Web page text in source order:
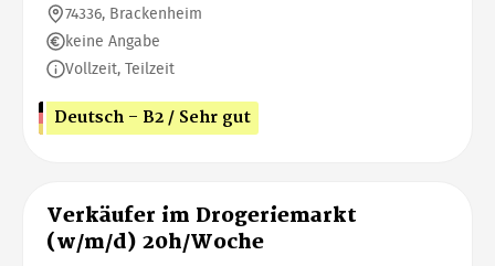
74336, Brackenheim
keine Angabe
Vollzeit, Teilzeit
Deutsch - B2 / Sehr gut
Verkäufer im Drogeriemarkt
(w/m/d) 20h/Woche